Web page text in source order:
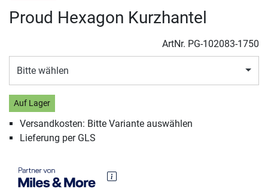
Proud Hexagon Kurzhantel
ArtNr. PG-102083-1750
Bitte wählen
Auf Lager
Versandkosten: Bitte Variante auswählen
Lieferung per GLS